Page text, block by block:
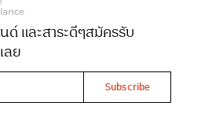
ด์ และสาระดีๆสมัครรับ
ลย